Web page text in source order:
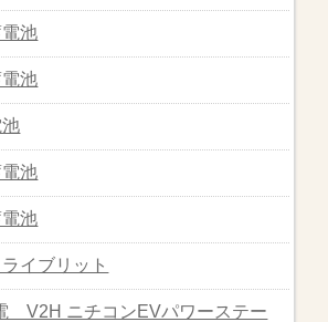
池
池
池
池
イブリット
V2H ニチコンEVパワーステー